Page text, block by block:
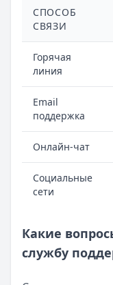
СПОСОБ
СВЯЗИ
Горячая
линия
Email
поддержка
Онлайн-чат
Социальные
сети
Какие
службу